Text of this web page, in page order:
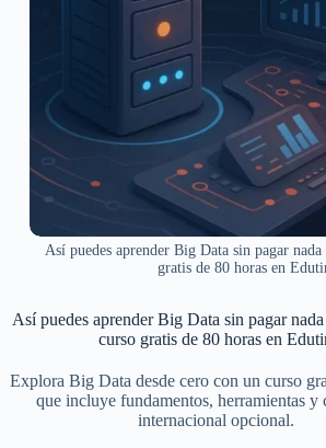
Así puedes aprender Big Data sin pagar nada
gratis de 80 horas en
Así puedes aprender Big Data sin pagar nada
curso gratis de 80 horas en
Explora Big Data desde cero con un curso
que incluye fundamentos, herramientas y
internacional opcional.